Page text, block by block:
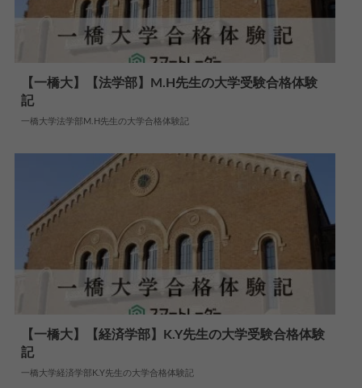
【一橋大】【法学部】M.H先生の大学受験合格体験
記
一橋大学法学部M.H先生の大学合格体験記
【一橋大】【経済学部】K.Y先生の大学受験合格体験
記
一橋大学経済学部K.Y先生の大学合格体験記